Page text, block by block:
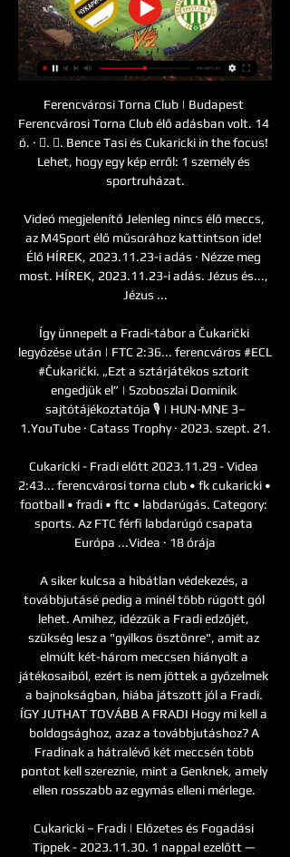
Ferencvárosi Torna Club | Budapest
Ferencvárosi Torna Club élő adásban volt. 14
ó. · 󰟠. 󰟝. Bence Tasi és Cukaricki in the focus!
Lehet, hogy egy kép erről: 1 személy és
sportruházat.
Videó megjelenítő Jelenleg nincs élő meccs,
az M4Sport élő műsorához kattintson ide!
Élő HÍREK, 2023.11.23-i adás · Nézze meg
most. HÍREK, 2023.11.23-i adás. Jézus és...,
Jézus ...
Így ünnepelt a Fradi-tábor a Čukarički
legyőzése után | FTC 2:36... ferencváros #ECL
#Čukarički. „Ezt a sztárjátékos sztorit
engedjük el” | Szoboszlai Dominik
sajtótájékoztatója 🎙️ | HUN-MNE 3–
1.YouTube · Catass Trophy · 2023. szept. 21.
Cukaricki - Fradi előtt 2023.11.29 - Videa
2:43... ferencvárosi torna club • fk cukaricki •
football • fradi • ftc • labdarúgás. Category:
sports. Az FTC férfi labdarúgó csapata
Európa ...Videa · 18 órája
A siker kulcsa a hibátlan védekezés, a
továbbjutásé pedig a minél több rúgott gól
lehet. Amihez, idézzük a Fradi edzőjét,
szükség lesz a "gyilkos ösztönre", amit az
elmúlt két-három meccsen hiányolt a
játékosaiból, ezért is nem jöttek a győzelmek
a bajnokságban, hiába játszott jól a Fradi.
ÍGY JUTHAT TOVÁBB A FRADI Hogy mi kell a
boldogsághoz, azaz a továbbjutáshoz? A
Fradinak a hátralévő két meccsén több
pontot kell szereznie, mint a Genknek, amely
ellen rosszabb az egymás elleni mérlege.
Cukaricki – Fradi | Előzetes és Fogadási
Tippek - 2023.11.30. 1 nappal ezelőtt —